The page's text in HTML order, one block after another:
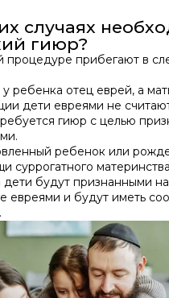
случаях
гиюр?
процедуре прибегают в
у ребенка отец еврей, а
дети евреями не
гиюр с целью
ребенок или
суррогатного
дети будут признанными
евреями и будут иметь